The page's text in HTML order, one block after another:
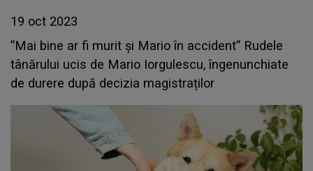
19 oct 2023
”Mai bine ar fi murit și Mario în accident” Rudele
tânărului ucis de Mario Iorgulescu, îngenunchiate
de durere după decizia magistraților